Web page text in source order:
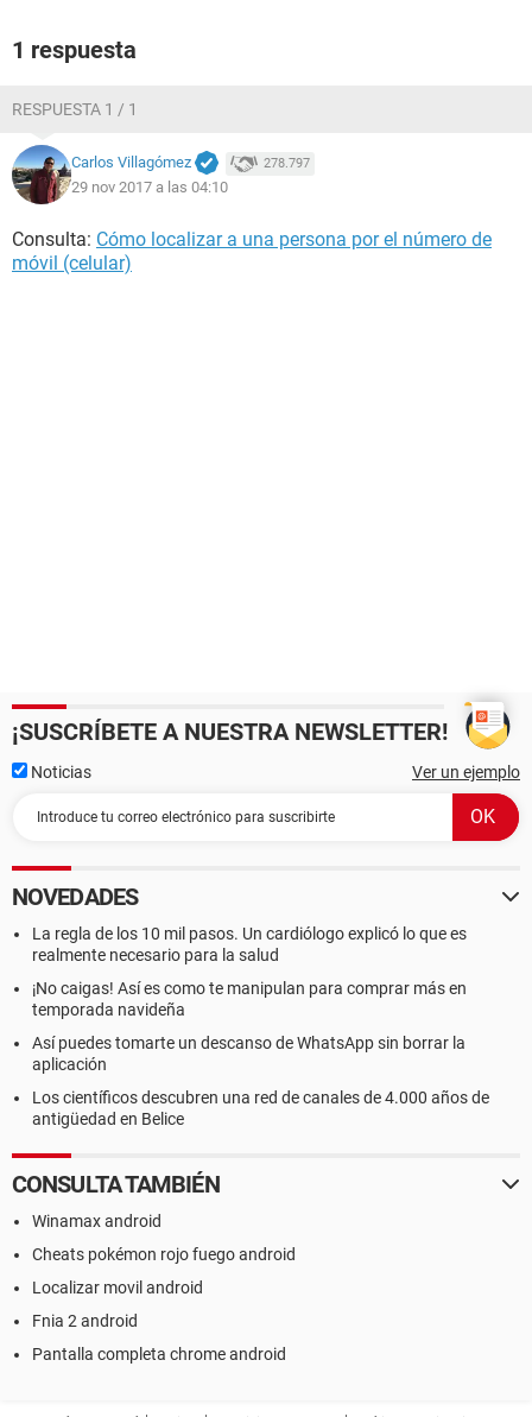
1 respuesta
RESPUESTA 1 / 1
Carlos Villagómez 278.797
29 nov 2017 a las 04:10
Consulta: Cómo localizar a una persona por el número de
móvil (celular)
¡SUSCRÍBETE A NUESTRA NEWSLETTER!
Noticias Ver un ejemplo
NOVEDADES
La regla de los 10 mil pasos. Un cardiólogo explicó lo que es
realmente necesario para la salud
¡No caigas! Así es como te manipulan para comprar más en
temporada navideña
Así puedes tomarte un descanso de WhatsApp sin borrar la
aplicación
Los científicos descubren una red de canales de 4.000 años de
antigüedad en Belice
CONSULTA TAMBIÉN
Winamax android
Cheats pokémon rojo fuego android
Localizar movil android
Fnia 2 android
Pantalla completa chrome android